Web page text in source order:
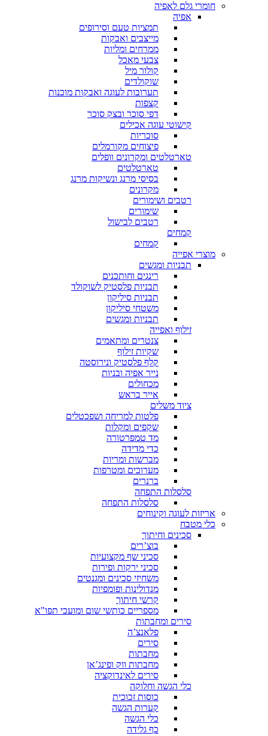
חומרי גלם לאפיה
אפיה
תמציות טעם וסירופים
מייצבים ואבקות
ממרחים ומליות
צבעי מאכל
קולור מיל
שוקולדים
תערובות לעוגה ואבקות מוכנות
קצפות
דפי סוכר ובצק סוכר
קישוטי עוגה אכילים
סוכריות
פיצוחים מקורמלים
טארטלטים ומקרונים וופלים
טארטלטים
בסיסי מרנג ונשיקות מרנג
מקרונים
רטבים ושימורים
שימורים
רטבים לבישול
קמחים
קמחים
מוצרי אפייה
תבניות ומגשים
רינגים וחותכנים
תבניות פלסטיק לשוקולד
תבניות סיליקון
משטחי סיליקון
תבניות ומגשים
זילוף ואפייה
צנטרים ומתאמים
שקיות זילוף
קלף פלסטיק ונירוסטה
נייר אפיה ובניות
מכחולים
אייר בראש
ציוד משלים
פלטות למריחה ושפכטלים
שקפים ומקלות
מד טמפרטורה
כדי מדידה
מברשות ומריות
מערוכים ומטרפות
ברנרים
סלסלות התפחה
סלסלות התפחה
אריזות לעוגה וקינוחים
כלי מטבח
סכינים וחיתוך
בוצ’רים
סכיני שף מקצועיות
סכיני ירקות ופירות
משחיזי סכינים ומגנטים
מנדולינות ופומפיות
קרשי חיתוך
מספריים כותשי שום ומועכי תפו"א
סירים ומחבתות
פלאנצ’ה
סירים
מחבתות
מחבתות ווק ופינג’אן
סירים לאינדוקציה
כלי הגשה וחלוקה
כוסות זכוכית
קערות הגשה
כלי הגשה
כף גלידה